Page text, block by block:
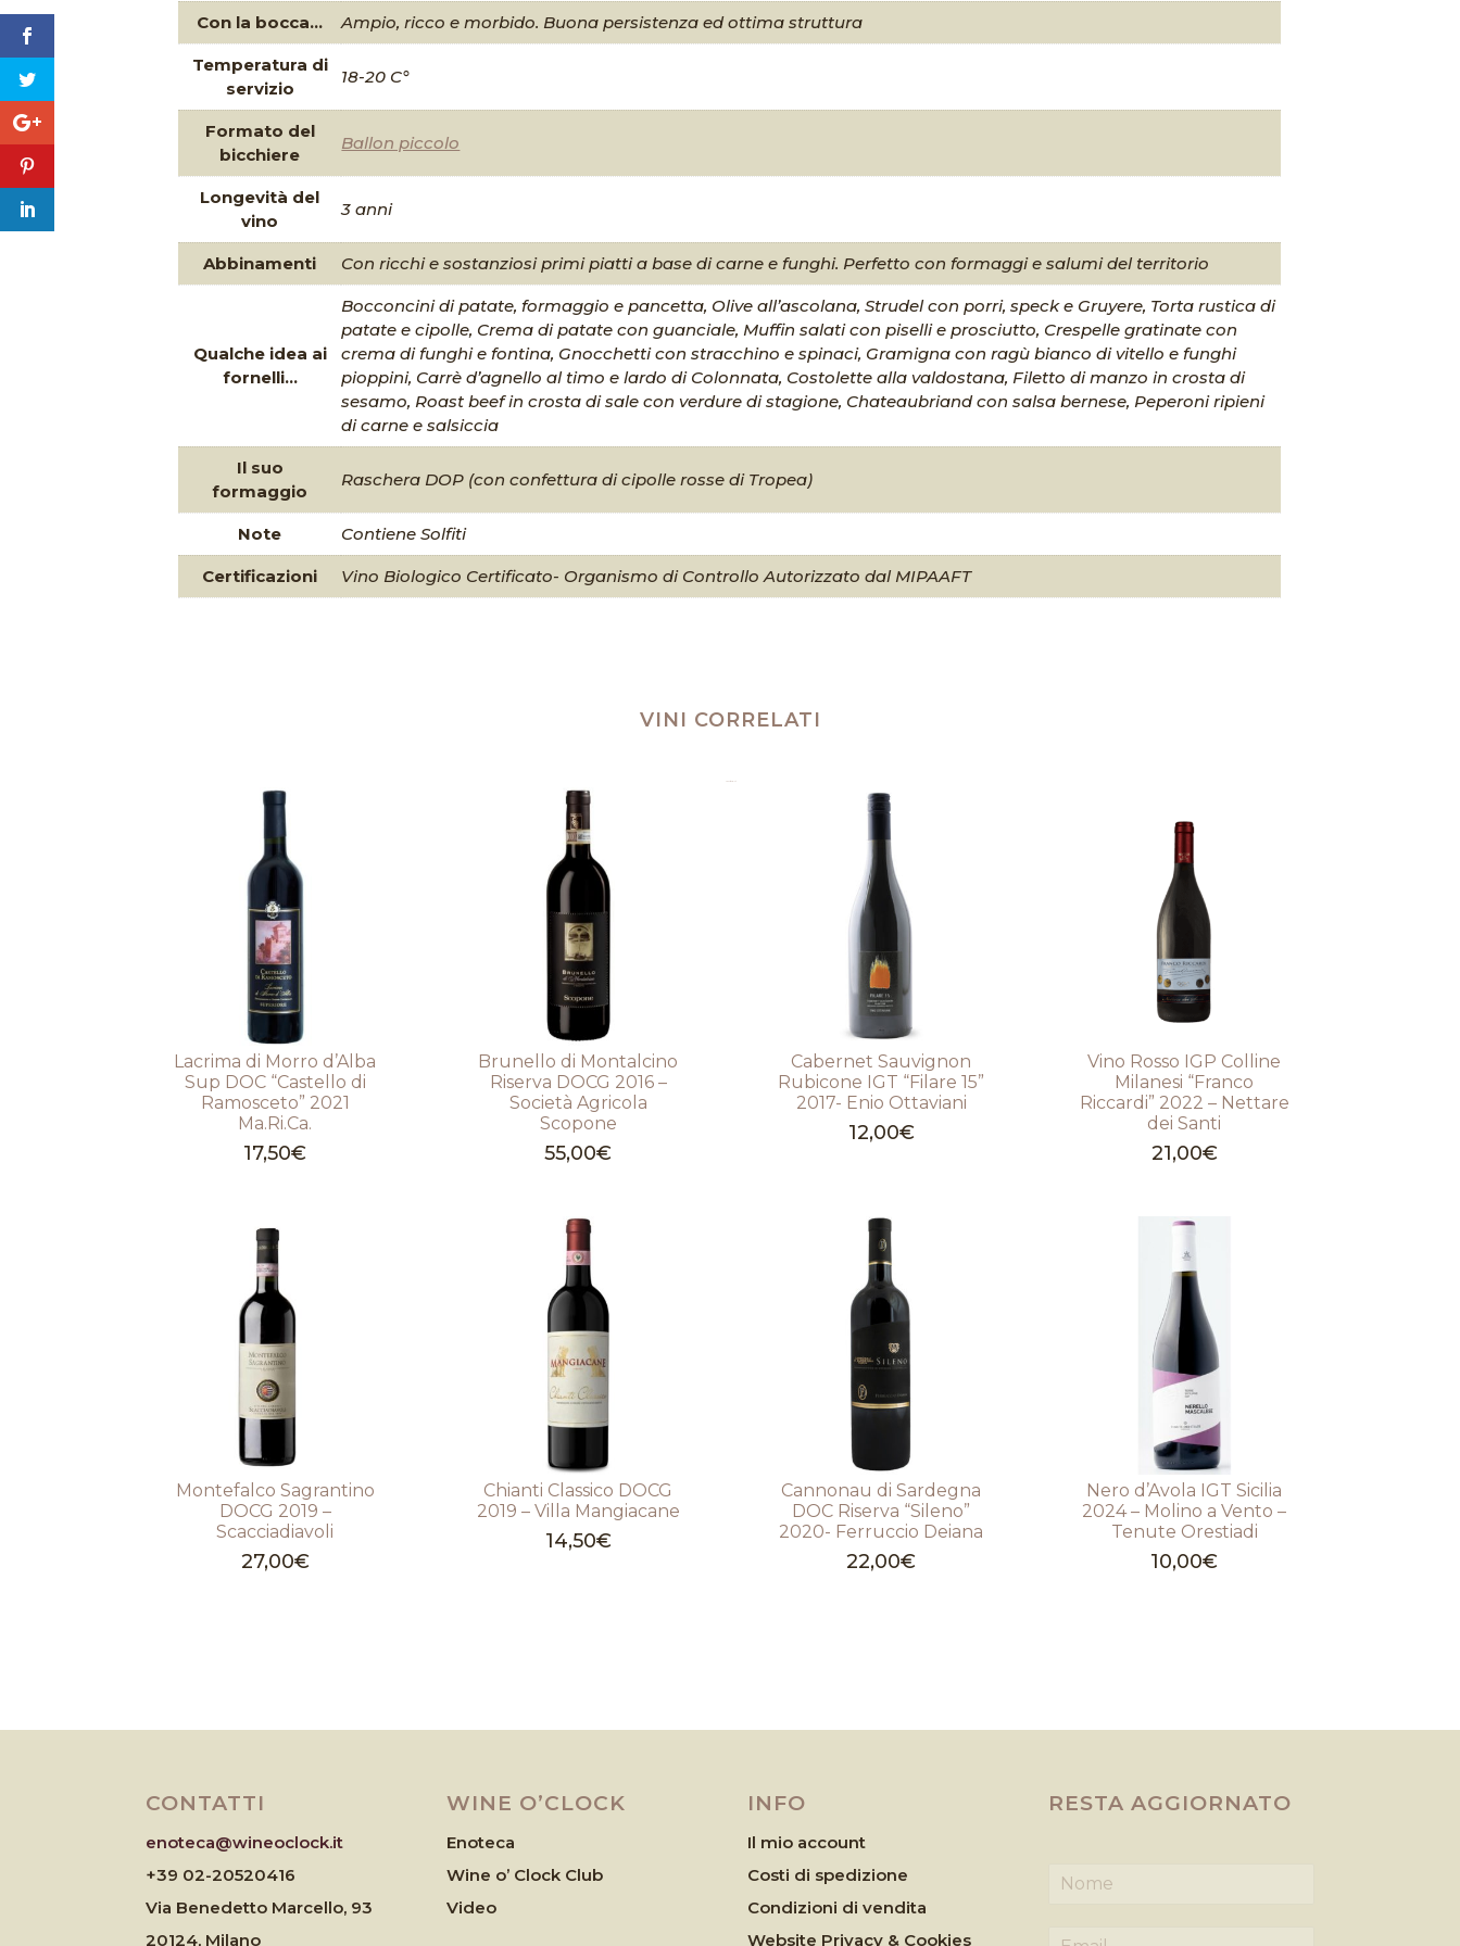
Con la bocca... Ampio, ricco e morbido. Buona persistenza ed ottima struttura
Temperatura di
servizio
18-20 C°
Formato del
bicchiere
Ballon piccolo
Longevità del
vino
3 anni
Abbinamenti Con ricchi e sostanziosi primi piatti a base di carne e funghi. Perfetto con formaggi e salumi del territorio
Qualche idea ai
fornelli...
Bocconcini di patate, formaggio e pancetta, Olive all’ascolana, Strudel con porri, speck e Gruyere, Torta rustica di
patate e cipolle, Crema di patate con guanciale, Muffin salati con piselli e prosciutto, Crespelle gratinate con
crema di funghi e fontina, Gnocchetti con stracchino e spinaci, Gramigna con ragù bianco di vitello e funghi
pioppini, Carrè d’agnello al timo e lardo di Colonnata, Costolette alla valdostana, Filetto di manzo in crosta di
sesamo, Roast beef in crosta di sale con verdure di stagione, Chateaubriand con salsa bernese, Peperoni ripieni
di carne e salsiccia
Il suo
formaggio
Raschera DOP (con confettura di cipolle rosse di Tropea)
Note Contiene Solfiti
Certificazioni Vino Biologico Certificato- Organismo di Controllo Autorizzato dal MIPAAFT
VINI CORRELATI
Lacrima di Morro d’Alba
Sup DOC “Castello di
Ramosceto” 2021
Ma.Ri.Ca.
17,50€
Brunello di Montalcino
Riserva DOCG 2016 –
Società Agricola
Scopone
55,00€
Cabernet Sauvignon
Rubicone IGT “Filare 15”
2017- Enio Ottaviani
12,00€
Vino Rosso IGP Colline
Milanesi “Franco
Riccardi” 2022 – Nettare
dei Santi
21,00€
Montefalco Sagrantino
DOCG 2019 –
Scacciadiavoli
27,00€
Chianti Classico DOCG
2019 – Villa Mangiacane
14,50€
Cannonau di Sardegna
DOC Riserva “Sileno”
2020- Ferruccio Deiana
22,00€
Nero d’Avola IGT Sicilia
2024 – Molino a Vento –
Tenute Orestiadi
10,00€
CONTATTI
enoteca@wineoclock.it
+39 02-20520416
Via Benedetto Marcello, 93
20124, Milano
WINE O’CLOCK
Enoteca
Wine o’ Clock Club
Video
INFO
Il mio account
Costi di spedizione
Condizioni di vendita
Website Privacy & Cookies
RESTA AGGIORNATO